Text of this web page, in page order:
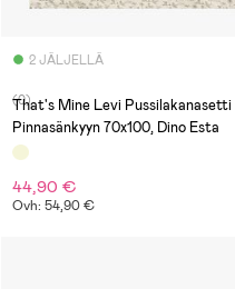
2 JÄLJELLÄ
(0)
That's Mine Levi Pussilakanasetti
Pinnasänkyyn 70x100, Dino Esta
44,90 €
Ovh: 54,90 €